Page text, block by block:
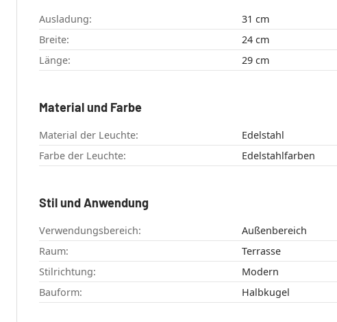
Ausladung:
31 cm
Breite:
24 cm
Länge:
29 cm
Material und Farbe
Material der Leuchte:
Edelstahl
Farbe der Leuchte:
Edelstahlfarben
Stil und Anwendung
Verwendungsbereich:
Außenbereich
Raum:
Terrasse
Stilrichtung:
Modern
Bauform:
Halbkugel